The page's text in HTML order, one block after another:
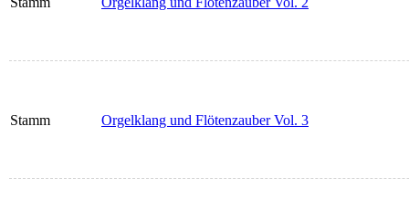
Stamm Orgelklang und Flötenzauber Vol. 3